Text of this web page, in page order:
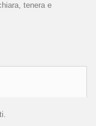
tenera e